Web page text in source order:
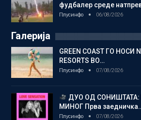
фудбалер среде
Плусинфо 06/08/2026
Галерија
GREEN COAST ГО НОСИ
RESORTS ВО…
Плусинфо 07/08/2026
ДУО ОД
МИНОГ Прва
Плусинфо 07/08/2026